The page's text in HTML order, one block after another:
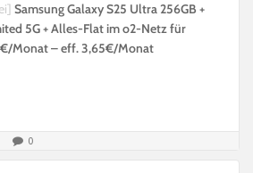
Samsung Galaxy S25 Ultra 256GB +
5G + Alles-Flat im o2-Netz für
Monat – eff. 3,65€/Monat
0